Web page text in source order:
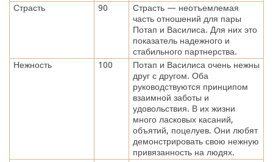
Страсть
90
Страсть — неотъемлемая
часть отношений для пары
Потап и Василиса. Для них это
показатель надежного и
стабильного партнерства.
Нежность
100
Потап и Василиса очень нежны
друг с другом. Оба
руководствуются принципом
взаимной заботы и
удовольствия. В их жизни
много ласковых касаний,
объятий, поцелуев. Они любят
демонстрировать свою нежную
привязанность на людях.